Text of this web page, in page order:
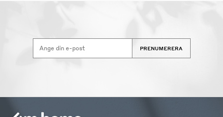
PRENUMERERA